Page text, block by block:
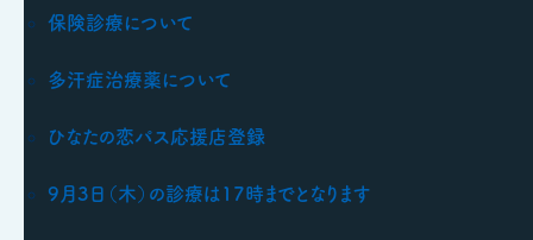
保険診療について
多汗症治療薬について
ひなたの恋パス応援店登録
9月3日（木）の診療は17時までとなります